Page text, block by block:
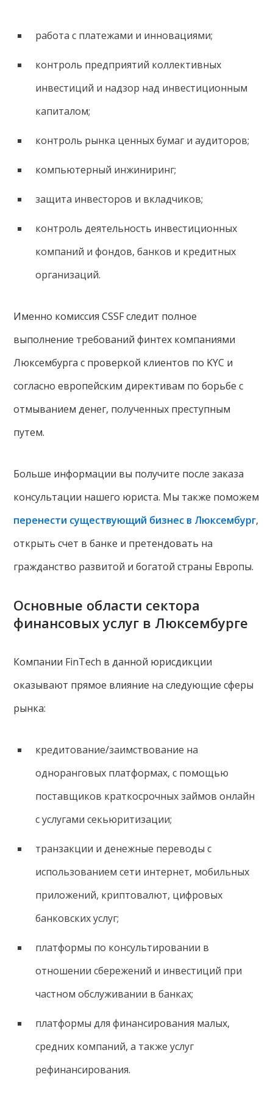
работа с платежами и инновациями;
контроль предприятий коллективных
инвестиций и надзор над инвестиционным
капиталом;
контроль рынка ценных бумаг и аудиторов;
компьютерный инжиниринг;
защита инвесторов и вкладчиков;
контроль деятельность инвестиционных
компаний и фондов, банков и кредитных
организаций.
Именно комиссия CSSF следит полное
выполнение требований финтех компаниями
Люксембурга с проверкой клиентов по KYC и
согласно европейским директивам по борьбе с
отмыванием денег, полученных преступным
путем.
Больше информации вы получите после заказа
консультации нашего юриста. Мы также поможем
перенести существующий бизнес в Люксембург,
открыть счет в банке и претендовать на
гражданство развитой и богатой страны Европы.
Основные области сектора
финансовых услуг в Люксембурге
Компании FinTech в данной юрисдикции
оказывают прямое влияние на следующие сферы
рынка:
кредитование/заимствование на
одноранговых платформах, с помощью
поставщиков краткосрочных займов онлайн
с услугами секьюритизации;
транзакции и денежные переводы с
использованием сети интернет, мобильных
приложений, криптовалют, цифровых
банковских услуг;
платформы по консультировании в
отношении сбережений и инвестиций при
частном обслуживании в банках;
платформы для финансирования малых,
средних компаний, а также услуг
рефинансирования.